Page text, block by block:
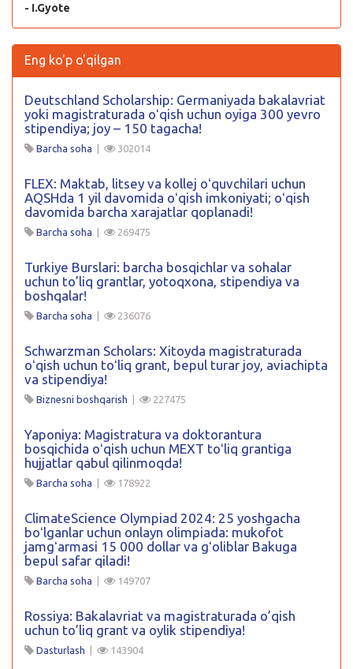
- I.Gyote
Eng ko'p o'qilgan
Deutschland Scholarship: Germaniyada bakalavriat
yoki magistraturada oʻqish uchun oyiga 300 yevro
stipendiya; joy – 150 tagacha!
Barcha soha | 302014
FLEX: Maktab, litsey va kollej oʻquvchilari uchun
AQSHda 1 yil davomida oʻqish imkoniyati; oʻqish
davomida barcha xarajatlar qoplanadi!
Barcha soha | 269475
Turkiye Burslari: barcha bosqichlar va sohalar
uchun to’liq grantlar, yotoqxona, stipendiya va
boshqalar!
Barcha soha | 236076
Schwarzman Scholars: Xitoyda magistraturada
oʻqish uchun toʻliq grant, bepul turar joy, aviachipta
va stipendiya!
Biznesni boshqarish | 227475
Yaponiya: Magistratura va doktorantura
bosqichida oʻqish uchun MEXT toʻliq grantiga
hujjatlar qabul qilinmoqda!
Barcha soha | 178922
ClimateScience Olympiad 2024: 25 yoshgacha
boʻlganlar uchun onlayn olimpiada: mukofot
jamgʻarmasi 15 000 dollar va gʻoliblar Bakuga
bepul safar qiladi!
Barcha soha | 149707
Rossiya: Bakalavriat va magistraturada o’qish
uchun to’liq grant va oylik stipendiya!
Dasturlash | 143904